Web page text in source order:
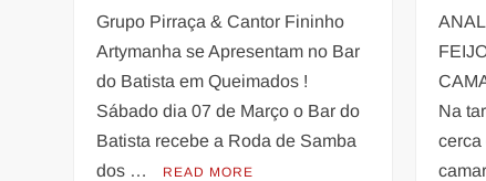
Grupo Pirraça & Cantor Fininho
Artymanha se Apresentam no Bar
do Batista em Queimados !
Sábado dia 07 de Março o Bar do
Batista recebe a Roda de Samba
dos …
READ MORE
Na
cerca